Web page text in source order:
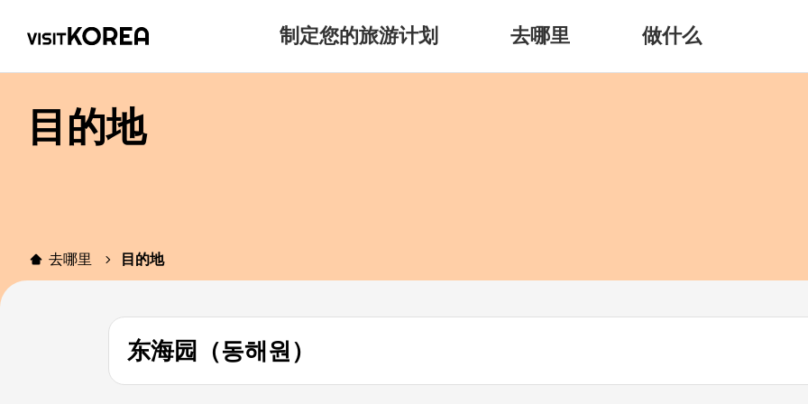
制定您的旅游计划 去哪里 做什么
目的地
去哪里 目的地
东海园（동해원）